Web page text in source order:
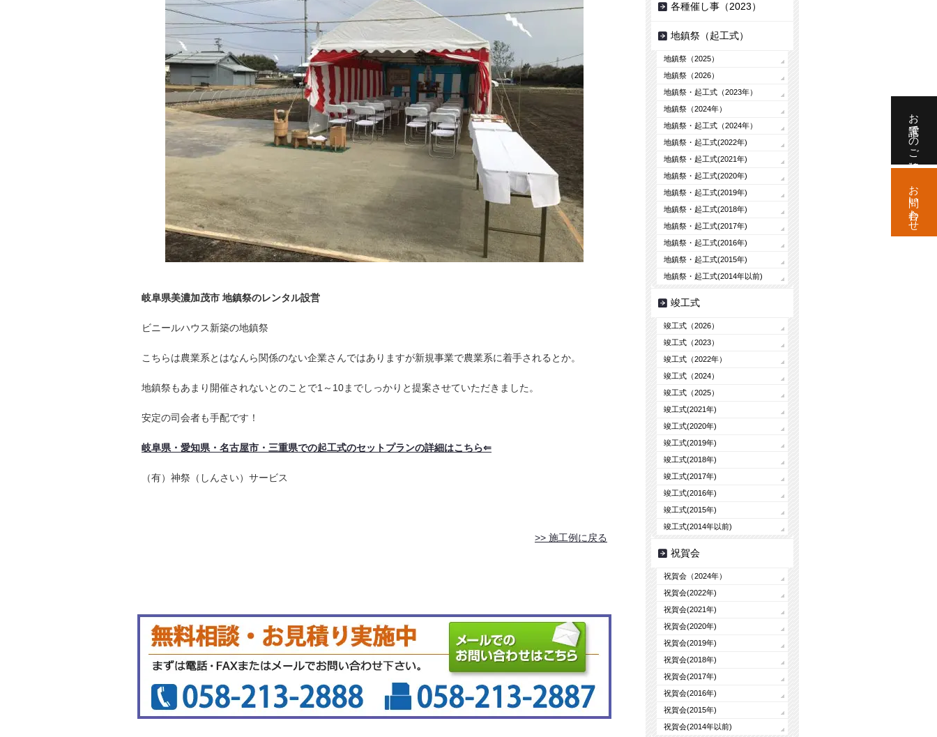
岐阜県美濃加茂市 地鎮祭のレンタル設営
ビニールハウス新築の地鎮祭
こちらは農業系とはなんら関係のない企業さんではありますが新規事業で農業系に着手されるとか。
地鎮祭もあまり開催されないとのことで1～10までしっかりと提案させていただきました。
安定の司会者も手配です！
岐阜県・愛知県・名古屋市・三重県での起工式のセットプランの詳細はこちら⇐
（有）神祭（しんさい）サービス
>> 施工例に戻る
各種催し事（2023）
地鎮祭（起工式）
地鎮祭（2025）
地鎮祭（2026）
地鎮祭・起工式（2023年）
地鎮祭（2024年）
地鎮祭・起工式（2024年）
地鎮祭・起工式(2022年)
地鎮祭・起工式(2021年)
地鎮祭・起工式(2020年)
地鎮祭・起工式(2019年)
地鎮祭・起工式(2018年)
地鎮祭・起工式(2017年)
地鎮祭・起工式(2016年)
地鎮祭・起工式(2015年)
地鎮祭・起工式(2014年以前)
竣工式
竣工式（2026）
竣工式（2023）
竣工式（2022年）
竣工式（2024）
竣工式（2025）
竣工式(2021年)
竣工式(2020年)
竣工式(2019年)
竣工式(2018年)
竣工式(2017年)
竣工式(2016年)
竣工式(2015年)
竣工式(2014年以前)
祝賀会
祝賀会（2024年）
祝賀会(2022年)
祝賀会(2021年)
祝賀会(2020年)
祝賀会(2019年)
祝賀会(2018年)
祝賀会(2017年)
祝賀会(2016年)
祝賀会(2015年)
祝賀会(2014年以前)
お電話でのご相談
お問い合わせ